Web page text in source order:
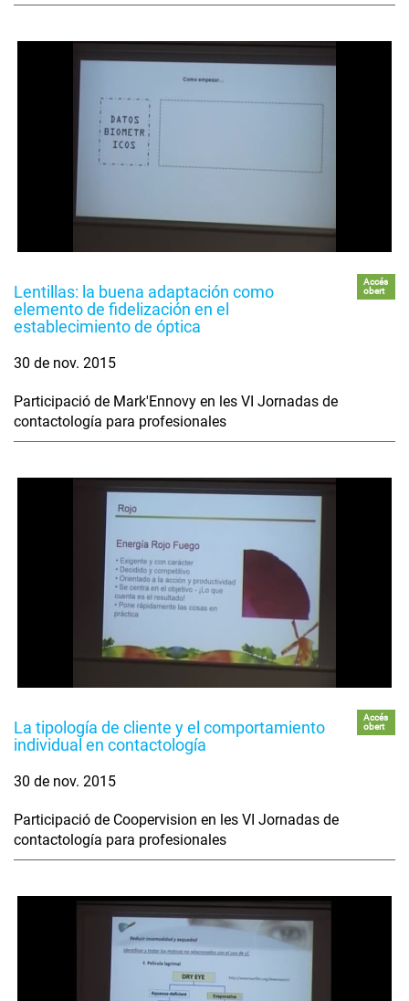
Lentillas: la buena adaptación como
elemento de fidelización en el
establecimiento de óptica
Accés
obert
30 de nov. 2015
Participació de Mark'Ennovy en les VI Jornadas de
contactología para profesionales
La tipología de cliente y el comportamiento
individual en contactología
Accés
obert
30 de nov. 2015
Participació de Coopervision en les VI Jornadas de
contactología para profesionales